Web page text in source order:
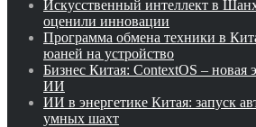
Искусственный интеллект в
оценили инновации
Программа обмена техники в
юаней на устройство
Бизнес Китая: ContextOS – новая
ИИ
ИИ в энергетике Китая: запуск
умных шахт